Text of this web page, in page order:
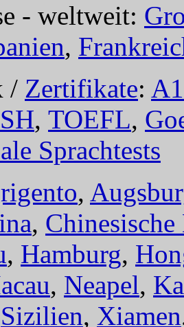
- weltweit:
,
/ Zertifikate: A1
, TOEFL,
Sprachtests
,
, Chinesische
, Hamburg,
, Neapel,
Sizilien, Xiamen